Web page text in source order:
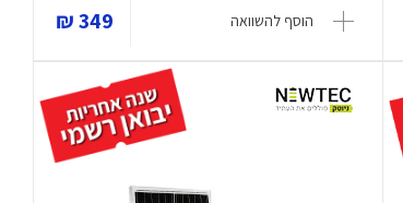
הוסף להשוואה 349 ₪